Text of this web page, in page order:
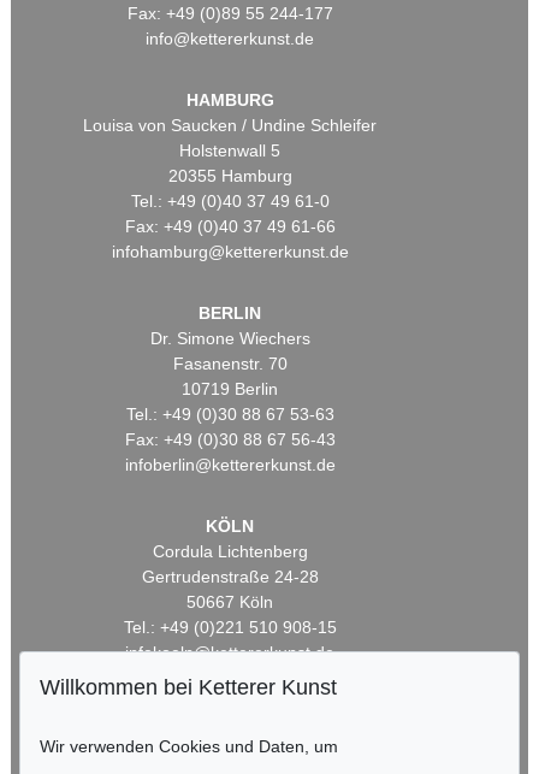
Fax: +49 (0)89 55 244-177
info@kettererkunst.de
HAMBURG
Louisa von Saucken / Undine Schleifer
Holstenwall 5
20355 Hamburg
Tel.: +49 (0)40 37 49 61-0
Fax: +49 (0)40 37 49 61-66
infohamburg@kettererkunst.de
BERLIN
Dr. Simone Wiechers
Fasanenstr. 70
10719 Berlin
Tel.: +49 (0)30 88 67 53-63
Fax: +49 (0)30 88 67 56-43
infoberlin@kettererkunst.de
KÖLN
Cordula Lichtenberg
Gertrudenstraße 24-28
50667 Köln
Tel.: +49 (0)221 510 908-15
infokoeln@kettererkunst.de
HESSEN
Willkommen bei Ketterer Kunst
Wir verwenden Cookies und Daten, um